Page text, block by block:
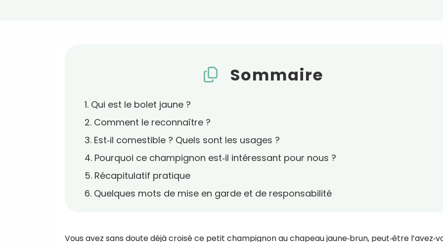
Sommaire
1. Qui est le bolet jaune ?
2. Comment le reconnaître ?
3. Est‑il comestible ? Quels sont les usages ?
4. Pourquoi ce champignon est‑il intéressant pour nous ?
5. Récapitulatif pratique
6. Quelques mots de mise en garde et de responsabilité
Vous avez sans doute déjà croisé ce petit champignon au chapeau jaune‑brun, peut‑être